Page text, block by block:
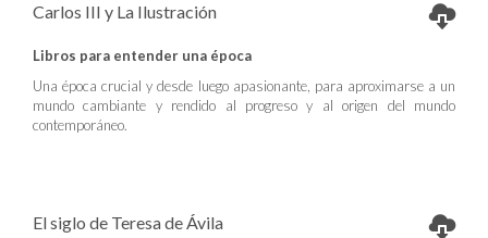
Carlos III y La Ilustración
Libros para entender una época
Una época crucial y desde luego apasionante, para aproximarse a un
mundo cambiante y rendido al progreso y al origen del mundo
contemporáneo.
El siglo de Teresa de Ávila